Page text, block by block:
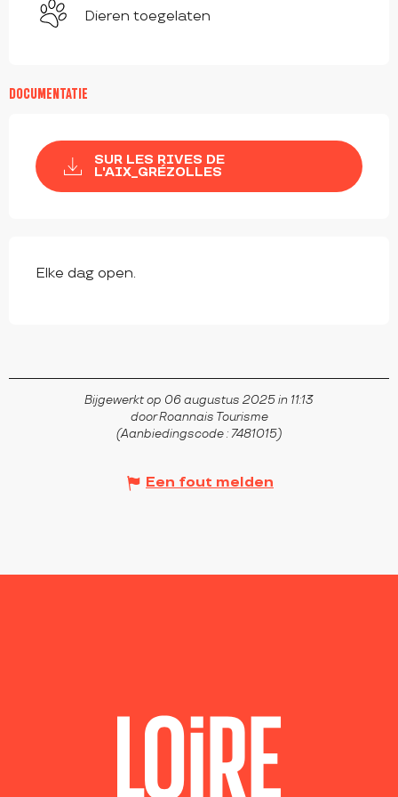
Dieren toegelaten
DOCUMENTATIE
SUR LES RIVES DE
L'AIX_GRÉZOLLES
Elke dag open.
Bijgewerkt op 06 augustus 2025 in 11:13
door Roannais Tourisme
(Aanbiedingscode :7481015)
Een fout melden